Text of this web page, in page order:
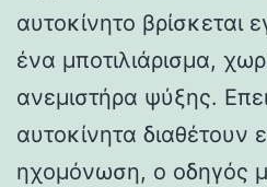
αυτοκίνητο βρίσκεται
ένα μποτιλιάρισμα,
ανεμιστήρα ψύξης.
αυτοκίνητα διαθέτουν
ηχομόνωση, ο οδηγός